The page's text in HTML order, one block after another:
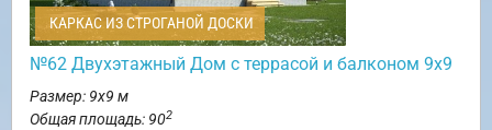
КАРКАС ИЗ СТРОГАНОЙ ДОСКИ
№62 Двухэтажный Дом с террасой и балконом 9х9
Размер: 9х9 м
Общая площадь: 902